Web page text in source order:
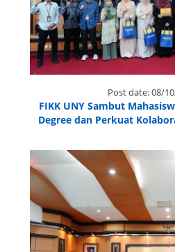
Post date:08/
FIKK UNY Sambut
Degree dan Perkuat